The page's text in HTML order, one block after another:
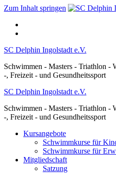
Zum Inhalt springen
SC Delphin Ingolstadt e.V.
Schwimmen - Masters - Triathlon -
-, Freizeit - und Gesundheitssport
SC Delphin Ingolstadt e.V.
Schwimmen - Masters - Triathlon -
-, Freizeit - und Gesundheitssport
Kursangebote
Schwimmkurse für
Schwimmkurse für
Mitgliedschaft
Satzung